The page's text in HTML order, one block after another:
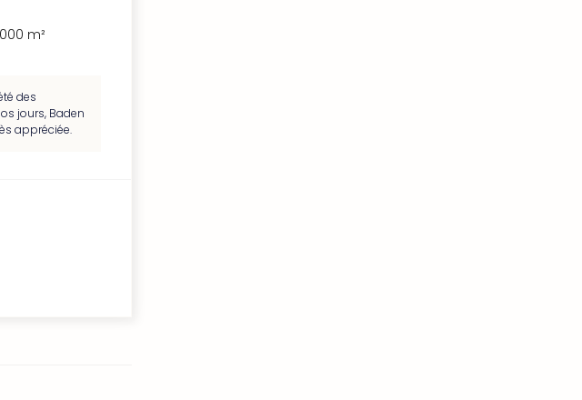
m²
des
jours, Baden
appréciée.